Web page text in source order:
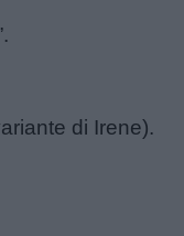
di Irene).